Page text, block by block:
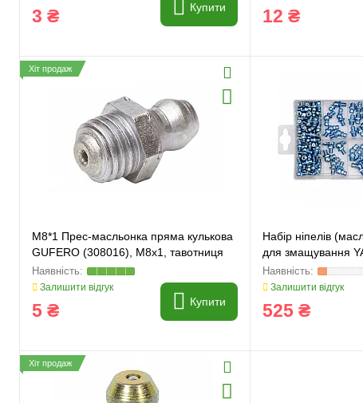
3 ₴ Купити 12 ₴
Хіт продаж
M8*1 Прес-масльонка пряма кулькова
GUFERO (308016), M8x1, тавотниця
Залишити відгук
5 ₴ Купити
Набір ніпелів
для змащування
Залишити відгук
525 ₴
Хіт продаж